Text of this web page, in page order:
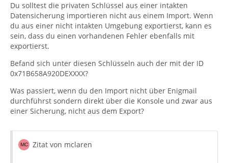
Du solltest die privaten Schlüssel aus einer intakten
Datensicherung importieren nicht aus einem Import. Wenn
du aus einer nicht intakten Umgebung exportierst, kann es
sein, dass du einen vorhandenen Fehler ebenfalls mit
exportierst.
Befand sich unter diesen Schlüsseln auch der mit der ID
0x71B658A920DEXXXX?
Was passiert, wenn du den Import nicht über Enigmail
durchführst sondern direkt über die Konsole und zwar aus
einer Sicherung, nicht aus dem Export?
Zitat von mclaren